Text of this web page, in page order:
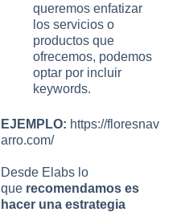
queremos enfatizar
los servicios o
productos que
ofrecemos, podemos
optar por incluir
keywords.
EJEMPLO: https://floresnav
arro.com/
Desde Elabs lo
que recomendamos es
hacer una estrategia